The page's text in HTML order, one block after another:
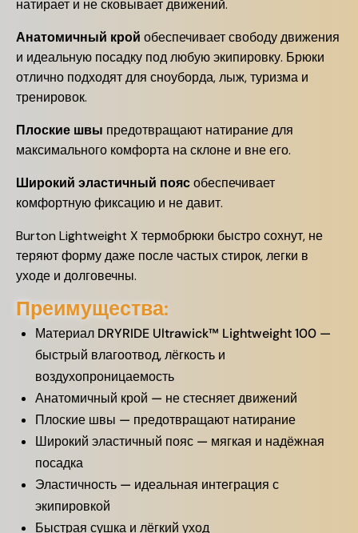
натирает и не сковывает движений.
Анатомичный крой обеспечивает свободу движения
и идеальную посадку под любую экипировку. Брюки
отлично подходят для сноуборда, лыж, туризма и
тренировок.
Плоские швы предотвращают натирание для
максимального комфорта на склоне и вне его.
Широкий эластичный поясобеспечивает
комфортную фиксацию и не давит.
Burton Lightweight X термобрюки быстро сохнут, не
теряют форму даже после частых стирок, легки в
уходе и долговечны.
Преимущества:
Материал DRYRIDE Ultrawick™ Lightweight 100 —
быстрый влагоотвод, лёгкость и
воздухопроницаемость
Анатомичный крой — не стесняет движений
Плоские швы — предотвращают натирание
Широкий эластичный пояс — мягкая и надёжная
посадка
Эластичность — идеальная интеграция с
экипировкой
Быстрая сушка и лёгкий уход